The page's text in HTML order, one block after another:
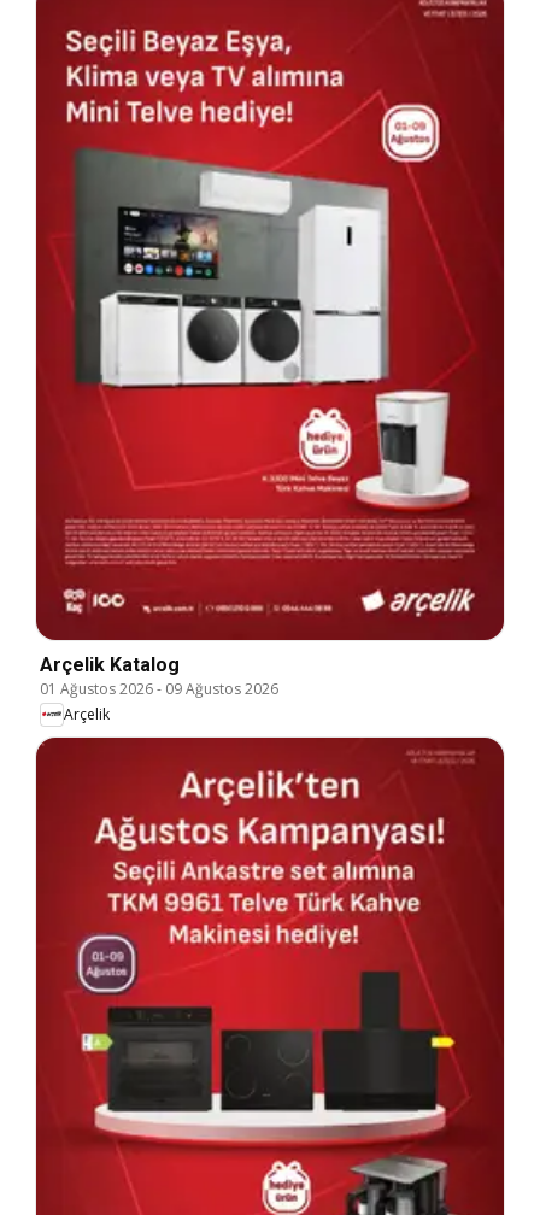
Arçelik Katalog
01 Ağustos 2026- 09 Ağustos 2026
Arçelik